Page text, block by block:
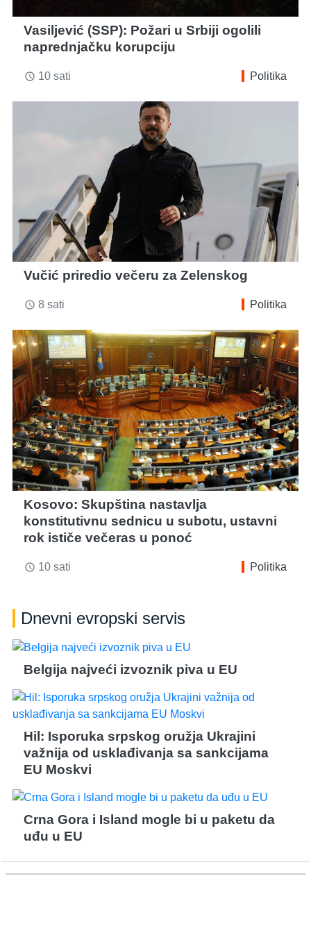
Vasiljević (SSP): Požari u Srbiji ogolili
naprednjačku korupciju
access_time 10 sati Politika
Vučić priredio večeru za Zelenskog
access_time 8 sati Politika
Kosovo: Skupština nastavlja
konstitutivnu sednicu u subotu, ustavni
rok ističe večeras u ponoć
access_time 10 sati Politika
Dnevni evropski servis
Belgija najveći izvoznik piva u EU
Hil: Isporuka srpskog oružja Ukrajini
važnija od usklađivanja sa sankcijama
EU Moskvi
Crna Gora i Island mogle bi u paketu da
uđu u EU